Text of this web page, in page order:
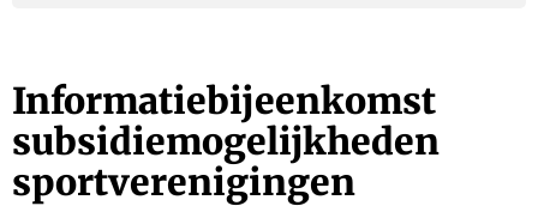
Informatiebijeenkomst
subsidiemogelijkheden
sportverenigingen